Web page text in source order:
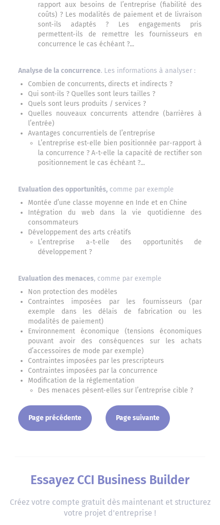
rapport aux besoins de l’entreprise (fiabilité des
coûts) ? Les modalités de paiement et de livraison
sont-ils adaptés ? Les engagements pris
permettent-ils de remettre les fournisseurs en
concurrence le cas échéant ?...
Analyse de la concurrence. Les informations à analyser :
Combien de concurrents, directs et indirects ?
Qui sont-ils ? Quelles sont leurs tailles ?
Quels sont leurs produits / services ?
Quelles nouveaux concurrents attendre (barrières à
l’entrée)
Avantages concurrentiels de l’entreprise
L’entreprise est-elle bien positionnée par-rapport à
la concurrence ? A-t-elle la capacité de rectifier son
positionnement le cas échéant ?...
Evaluation des opportunités, comme par exemple
Montée d’une classe moyenne en Inde et en Chine
Intégration du web dans la vie quotidienne des
consommateurs
Développement des arts créatifs
L’entreprise a-t-elle des opportunités de
développement ?
Evaluation des menaces, comme par exemple
Non protection des modèles
Contraintes imposées par les fournisseurs (par
exemple dans les délais de fabrication ou les
modalités de paiement)
Environnement économique (tensions économiques
pouvant avoir des conséquences sur les achats
d’accessoires de mode par exemple)
Contraintes imposées par les prescripteurs
Contraintes imposées par la concurrence
Modification de la réglementation
Des menaces pèsent-elles sur l’entreprise cible ?
Page précédente Page suivante
Essayez CCI Business Builder
Créez votre compte gratuit dès maintenant et structurez
votre projet d'entreprise !